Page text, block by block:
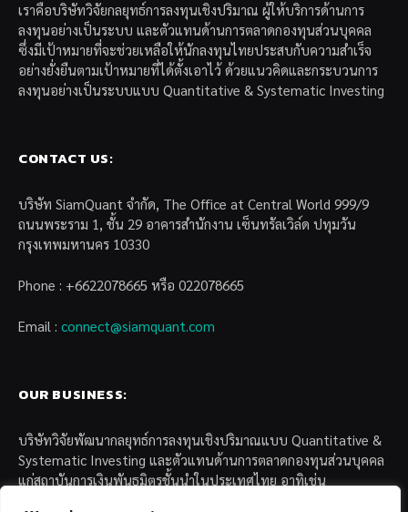
เราคือบริษัทวิจัยกลยุทธ์การลงทุนเชิงปริมาณ ผู้ให้บริการด้านการ
ลงทุนอย่างเป็นระบบ และตัวแทนด้านการตลาดกองทุนส่วนบุคคล
ซึ่งมีเป้าหมายที่จะช่วยเหลือให้นักลงทุนไทยประสบกับความสำเร็จ
อย่างยั่งยืนตามเป้าหมายที่ได้ตั้งเอาไว้ ด้วยแนวคิดและกระบวนการ
ลงทุนอย่างเป็นระบบแบบ Quantitative & Systematic Investing
CONTACT US:
บริษัท SiamQuant จำกัด, The Office at Central World 999/9
ถนนพระราม 1, ชั้น 29 อาคารสำนักงาน เซ็นทรัลเวิล์ด ปทุมวัน
กรุงเทพมหานคร 10330
Phone : +6622078665 หรือ 022078665
Email : connect@siamquant.com
OUR BUSINESS:
บริษัทวิจัยพัฒนากลยุทธ์การลงทุนเชิงปริมาณแบบ Quantitative &
Systematic Investing และตัวแทนด้านการตลาดกองทุนส่วนบุคคล
แก่สถาบันการเงินพันธมิตรชั้นนำในประเทศไทย อาทิเช่น